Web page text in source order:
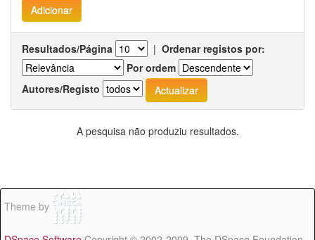
Resultados/Página | Ordenar registos por:
Por ordem
Autores/Registo
A pesquisa não produziu resultados.
Theme by